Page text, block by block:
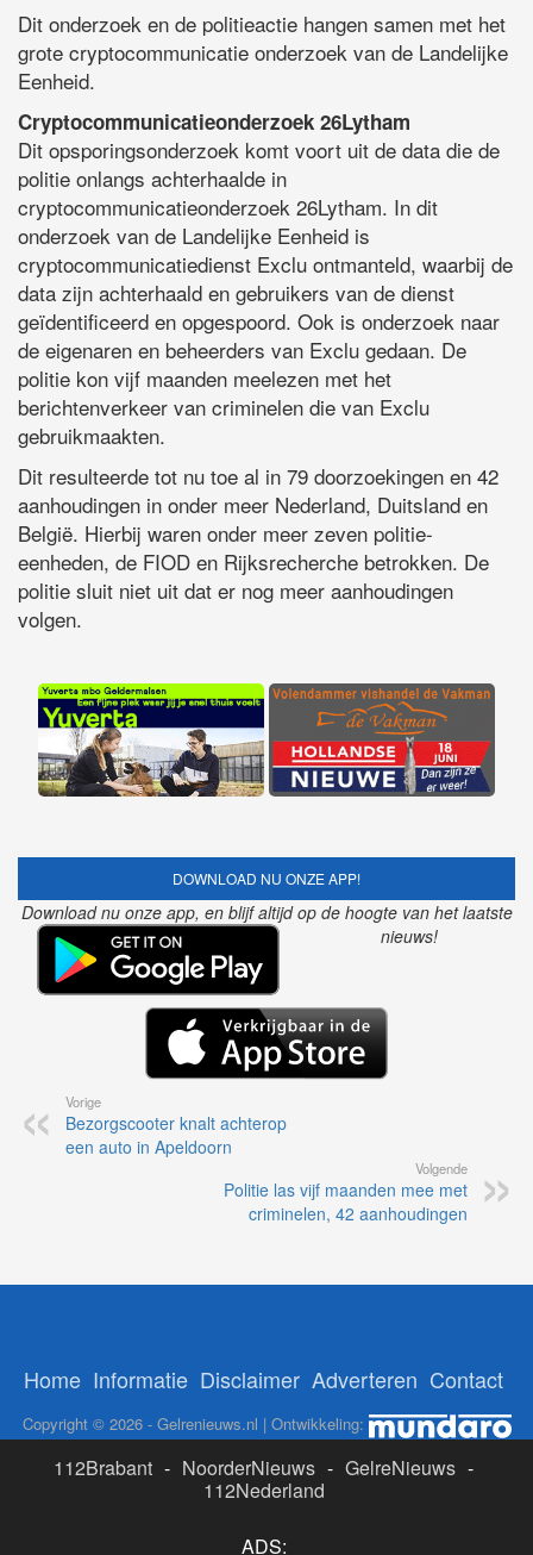
Dit onderzoek en de politieactie hangen samen met het
grote cryptocommunicatie onderzoek van de Landelijke
Eenheid.
Cryptocommunicatieonderzoek 26Lytham
Dit opsporingsonderzoek komt voort uit de data die de
politie onlangs achterhaalde in
cryptocommunicatieonderzoek 26Lytham. In dit
onderzoek van de Landelijke Eenheid is
cryptocommunicatiedienst Exclu ontmanteld, waarbij de
data zijn achterhaald en gebruikers van de dienst
geïdentificeerd en opgespoord. Ook is onderzoek naar
de eigenaren en beheerders van Exclu gedaan. De
politie kon vijf maanden meelezen met het
berichtenverkeer van criminelen die van Exclu
gebruikmaakten.
Dit resulteerde tot nu toe al in 79 doorzoekingen en 42
aanhoudingen in onder meer Nederland, Duitsland en
België. Hierbij waren onder meer zeven politie-
eenheden, de FIOD en Rijksrecherche betrokken. De
politie sluit niet uit dat er nog meer aanhoudingen
volgen.
DOWNLOAD NU ONZE APP!
Download nu onze app, en blijf altijd op de hoogte van het laatste
nieuws!
Vorige
Bezorgscooter knalt achterop
een auto in Apeldoorn
Volgende
Politie las vijf maanden mee met
criminelen, 42 aanhoudingen
Home Informatie Disclaimer Adverteren Contact
Copyright © 2026 - Gelrenieuws.nl | Ontwikkeling:
112Brabant - NoorderNieuws - GelreNieuws -
112Nederland
ADS: